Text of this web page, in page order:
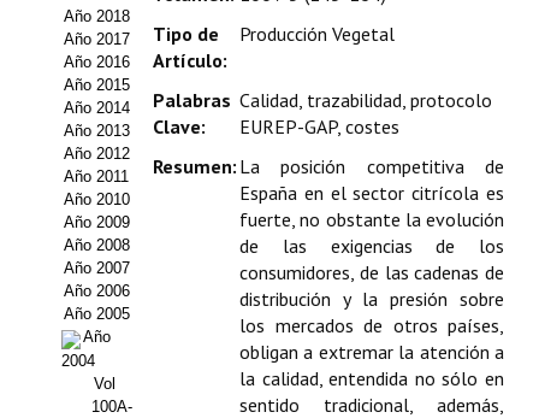
Galería de Fotos
Web AIDA 2.0
REVISTA ITEA
Presentación ITEA
Equipo Editorial
Leer revista ITEA
Directrices para autores/as
Políticas Editoriales
Año 2018
Año 2017
Año 2016
Año 2015
Año 2014
Año 2013
Año 2012
Año 2011
Año 2010
Año 2009
Año 2008
Año 2007
Año 2006
Año 2005
Año
2004
Vol
100A-
Tipo de
Artículo:
Producción Vegetal
Palabras
Clave:
Calidad, trazabilidad, protocolo
EUREP-GAP, costes
Resumen: La posición competitiva de
España en el sector citrícola es
fuerte, no obstante la evolución
de las exigencias de los
consumidores, de las cadenas de
distribución y la presión sobre
los mercados de otros países,
obligan a extremar la atención a
la calidad, entendida no sólo en
sentido tradicional, además,